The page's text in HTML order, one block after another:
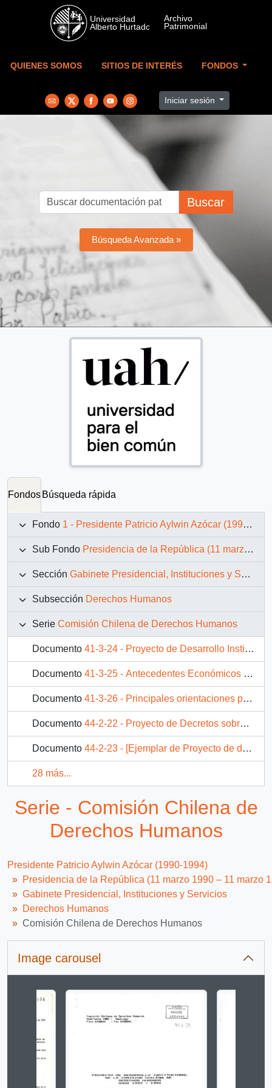
Skip to main content
QUIENES SOMOS SITIOS DE INTERÉS FONDOS
Iniciar sesión
Buscar
Búsqueda Avanzada »
Fondos Búsqueda rápida
Fondo 1 - Presidente Patricio Aylwin Azócar (1990-1994)
Sub Fondo Presidencia de la República (11 marzo 1990 – 11 marzo 1994)
Sección Gabinete Presidencial, Instituciones y Servicios
Subsección Derechos Humanos
Serie Comisión Chilena de Derechos Humanos
Documento 41-3-24 - Proyecto de Desarrollo Institucional de la Comisión Chilena de Derechos Humanos 1993-1994
Documento 41-3-25 - Antecedentes Económicos y Financieros
Documento 41-3-26 - Principales orientaciones programáticas de la Comisión Chilena de Derechos Humanos en el año 1993
Documento 44-2-22 - Proyecto de Decretos sobre comisión nacional de derechos humanos.
Documento 44-2-23 - [Ejemplar de Proyecto de decreto sobre Comisión nacional de derechos humanos].
28 más...
Serie - Comisión Chilena de
Derechos Humanos
Presidente Patricio Aylwin Azócar (1990-1994)
Presidencia de la República (11 marzo 1990 – 11 marzo
Gabinete Presidencial, Instituciones y Servicios
Derechos Humanos
Comisión Chilena de Derechos Humanos
Image carousel
Changing the current slide of this carousel will